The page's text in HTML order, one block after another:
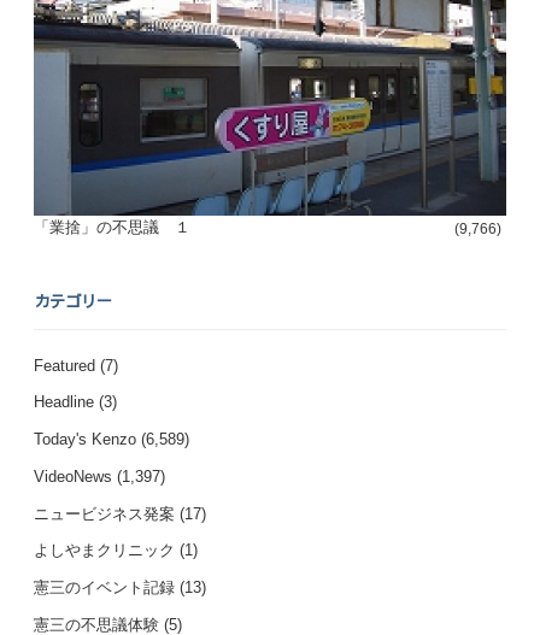
「業捨」の不思議 １ (9,766)
カテゴリー
Featured (7)
Headline (3)
Today's Kenzo (6,589)
VideoNews (1,397)
ニュービジネス発案 (17)
よしやまクリニック (1)
憲三のイベント記録 (13)
憲三の不思議体験 (5)